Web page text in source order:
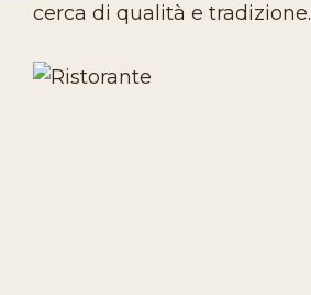
cerca di qualità e tradizione.